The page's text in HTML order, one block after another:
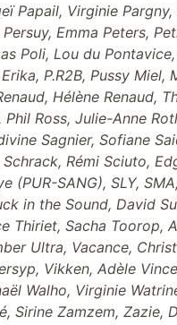
Papail, Virginie
Emma Peters,
Poli, Lou du
P.R2B, Pussy
Hélène Renaud,
Ross, Julie-Anne
Sagnier, Sofiane
Rémi Sciuto,
SANG), SLY,
in the Sound, David
Thiriet, Sacha Toorop,
Ultra, Vacance,
Vikken, Adèle
Walho, Virginie
Sirine Zamzem, Zazie,